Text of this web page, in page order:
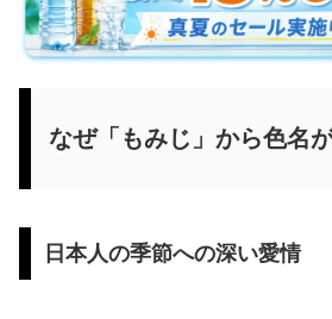
なぜ「もみじ」から色名
日本人の季節への深い愛情